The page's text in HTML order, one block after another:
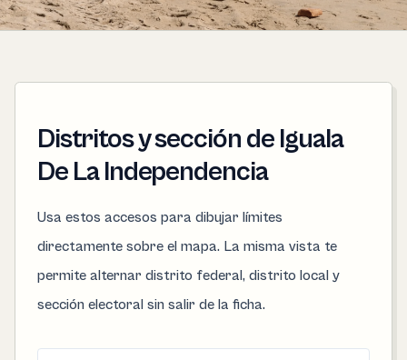
Distritos y sección de Iguala
De La Independencia
Usa estos accesos para dibujar límites
directamente sobre el mapa. La misma vista te
permite alternar distrito federal, distrito local y
sección electoral sin salir de la ficha.